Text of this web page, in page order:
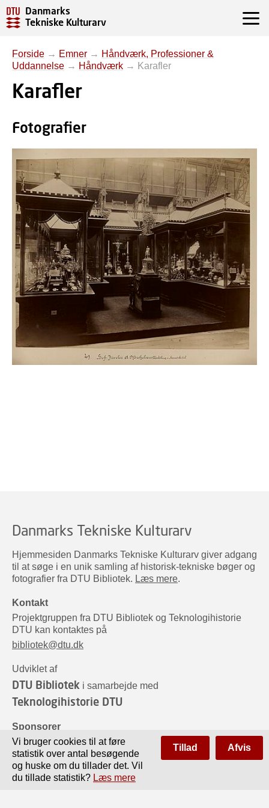
Danmarks
Tekniske Kulturarv
Forside → Emner → Håndværk, Professioner &
Uddannelse → Håndværk → Karafler
Karafler
Fotografier
Danmarks Tekniske Kulturarv
Hjemmesiden Danmarks Tekniske Kulturarv giver adgang
til at søge i en unik samling af historisk-tekniske bøger og
fotografier fra DTU Bibliotek. Læs mere.
Kontakt
Projektgruppen fra DTU Bibliotek og Teknologihistorie
DTU kan kontaktes på
bibliotek@dtu.dk
Udviklet af
DTU Bibliotek i samarbejde med
Teknologihistorie DTU
Sponsorer
Vi bruger cookies til at føre
statistik over antal besøgende
og huske om du tillader det. Vil
du tillade statistik? Læs mere
Tillad Afvis